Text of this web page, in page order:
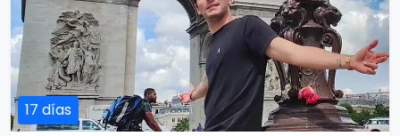
17 días